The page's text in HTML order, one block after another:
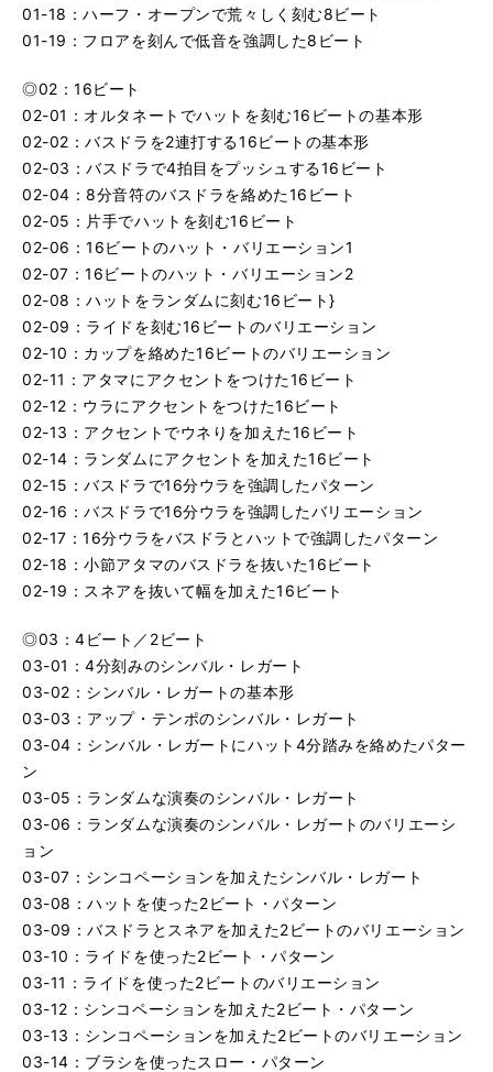
01-18：ハーフ・オープンで荒々しく刻む8ビート
01-19：フロアを刻んで低音を強調した8ビート
◎02：16ビート
02-01：オルタネートでハットを刻む16ビートの基本形
02-02：バスドラを2連打する16ビートの基本形
02-03：バスドラで4拍目をプッシュする16ビート
02-04：8分音符のバスドラを絡めた16ビート
02-05：片手でハットを刻む16ビート
02-06：16ビートのハット・バリエーション1
02-07：16ビートのハット・バリエーション2
02-08：ハットをランダムに刻む16ビート}
02-09：ライドを刻む16ビートのバリエーション
02-10：カップを絡めた16ビートのバリエーション
02-11：アタマにアクセントをつけた16ビート
02-12：ウラにアクセントをつけた16ビート
02-13：アクセントでウネりを加えた16ビート
02-14：ランダムにアクセントを加えた16ビート
02-15：バスドラで16分ウラを強調したパターン
02-16：バスドラで16分ウラを強調したバリエーション
02-17：16分ウラをバスドラとハットで強調したパターン
02-18：小節アタマのバスドラを抜いた16ビート
02-19：スネアを抜いて幅を加えた16ビート
◎03：4ビート／2ビート
03-01：4分刻みのシンバル・レガート
03-02：シンバル・レガートの基本形
03-03：アップ・テンポのシンバル・レガート
03-04：シンバル・レガートにハット4分踏みを絡めたパター
ン
03-05：ランダムな演奏のシンバル・レガート
03-06：ランダムな演奏のシンバル・レガートのバリエーシ
ョン
03-07：シンコペーションを加えたシンバル・レガート
03-08：ハットを使った2ビート・パターン
03-09：バスドラとスネアを加えた2ビートのバリエーション
03-10：ライドを使った2ビート・パターン
03-11：ライドを使った2ビートのバリエーション
03-12：シンコペーションを加えた2ビート・パターン
03-13：シンコペーションを加えた2ビートのバリエーション
03-14：ブラシを使ったスロー・パターン